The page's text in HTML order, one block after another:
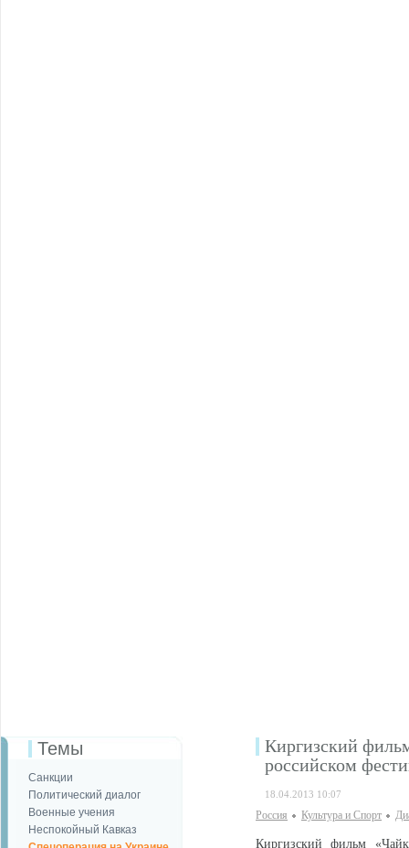
Темы
Санкции
Политический диалог
Военные учения
Неспокойный Кавказ
Киргизский
российском
18.04.2013 10:07
Россия Культура и Спорт
Киргизский фильм